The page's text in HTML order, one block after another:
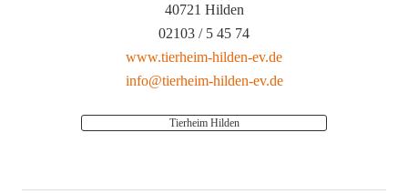
40721 Hilden
02103 / 5 45 74
www.tierheim-hilden-ev.de
info@tierheim-hilden-ev.de
Tierheim Hilden